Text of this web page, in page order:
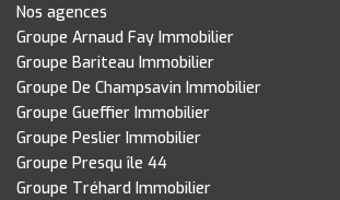
Nos agences
Groupe Arnaud Fay Immobilier
Groupe Bariteau Immobilier
Groupe De Champsavin Immobilier
Groupe Gueffier Immobilier
Groupe Peslier Immobilier
Groupe Presqu île 44
Groupe Tréhard Immobilier